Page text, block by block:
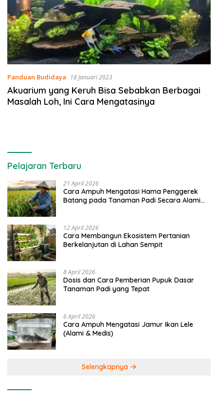
Panduan Budidaya 18 Januari 2023
Akuarium yang Keruh Bisa Sebabkan Berbagai
Masalah Loh, Ini Cara Mengatasinya
Pelajaran Terbaru
21 April 2026
Cara Ampuh Mengatasi Hama Penggerek
Batang pada Tanaman Padi Secara Alami
12 April 2026
Cara Membangun Ekosistem Pertanian
Berkelanjutan di Lahan Sempit
8 April 2026
Dosis dan Cara Pemberian Pupuk Dasar
Tanaman Padi yang Tepat
6 April 2026
Cara Ampuh Mengatasi Jamur Ikan Lele
(Alami & Medis)
Selengkapnya